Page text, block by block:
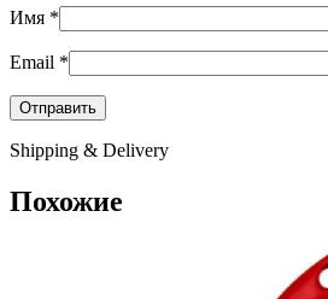
Имя *
Email *
Shipping & Delivery
Похожие